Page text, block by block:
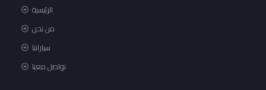
الرئيسية
من نحن
سياراتنا
تواصل معنا